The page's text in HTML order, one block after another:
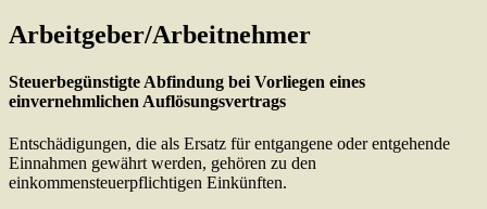
Arbeitgeber/Arbeitnehmer
Steuerbegünstigte Abfindung bei Vorliegen eines
einvernehmlichen Auflösungsvertrags
Entschädigungen, die als Ersatz für entgangene oder entgehende
Einnahmen gewährt werden, gehören zu den
einkommensteuerpflichtigen Einkünften.